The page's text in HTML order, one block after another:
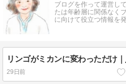
ブログを作って運営し
たは年齢層に関係なく
に向けて役立つ情報を
29日前